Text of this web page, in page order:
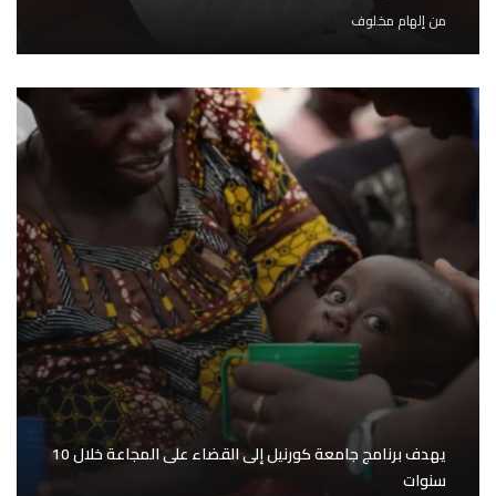
منإلهام مخلوف
يهدف برنامج جامعة كورنيل إلى القضاء على المجاعة خلال 10
سنوات